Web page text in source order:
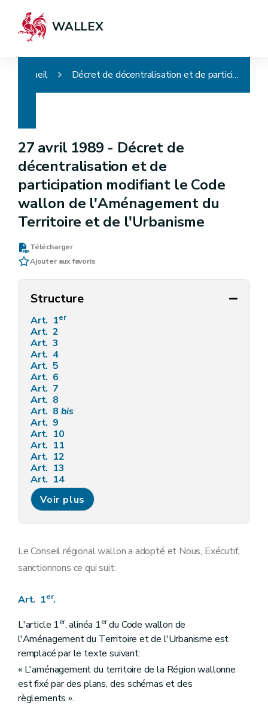
WALLEX
Accueil Décret de décentralisation et de participation modifiant le Code wallon de l'Aménagement du Territoire et de l'Urbanisme
27 avril 1989 - Décret de
décentralisation et de
participation modifiant le Code
wallon de l'Aménagement du
Territoire et de l'Urbanisme
Télécharger
Ajouter aux favoris
Structure
Art. 1er
Art. 2
Art. 3
Art. 4
Art. 5
Art. 6
Art. 7
Art. 8
Art. 8 bis
Art. 9
Art. 10
Art. 11
Art. 12
Art. 13
Art. 14
Art. 15
Art. 16
Art. 17
Art. 20
Art. 22
Art. 24
Art. 25
Art. 27
Art. 28
Art. 29
Art. 30
Art. 31
Voir plus
Le Conseil régional wallon a adopté et Nous, Exécutif,
sanctionnons ce qui suit:
Art. 1er.
L'article 1er, alinéa 1erdu Code wallon de
l'Aménagement du Territoire et de l'Urbanisme est
remplacé par le texte suivant:
« L'aménagement du territoire de la Région wallonne
est fixé par des plans, des schémas et des
règlements ».